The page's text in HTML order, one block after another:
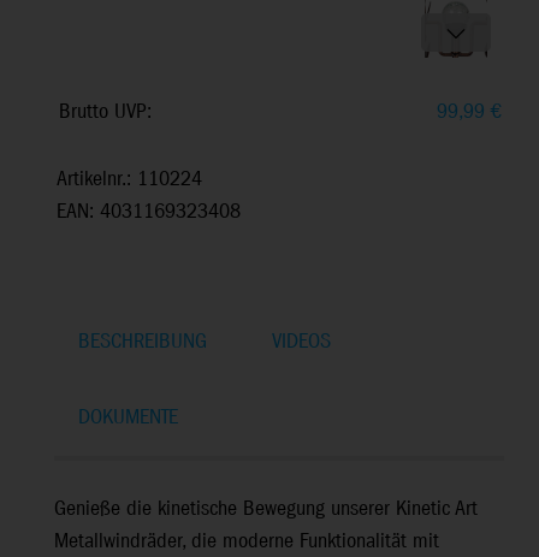
Brutto UVP: 99,99 €
Artikelnr.: 110224
EAN: 4031169323408
BESCHREIBUNG VIDEOS
DOKUMENTE
Genieße die kinetische Bewegung unserer Kinetic Art
Metallwindräder, die moderne Funktionalität mit